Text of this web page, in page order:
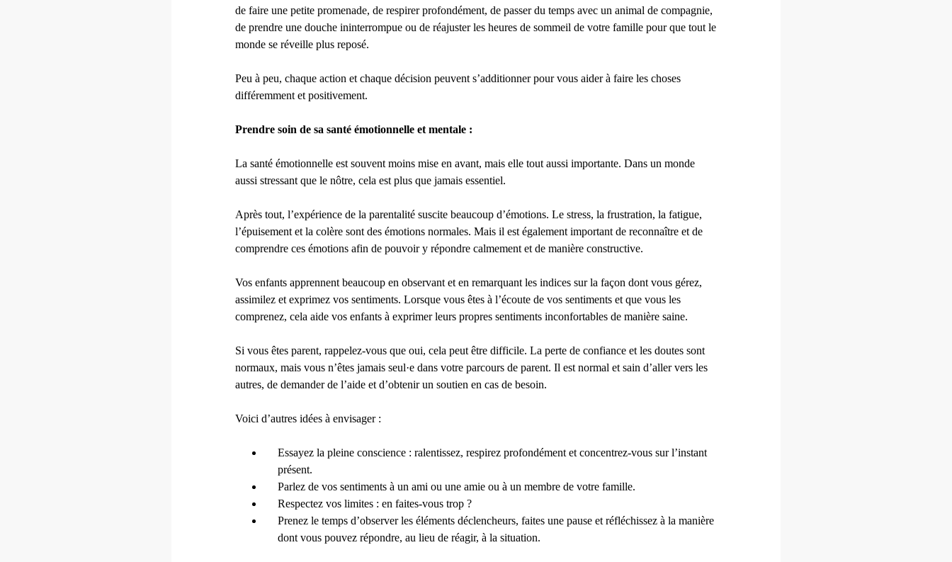
de faire une petite promenade, de respirer profondément, de passer du temps avec un animal de compagnie,
de prendre une douche ininterrompue ou de réajuster les heures de sommeil de votre famille pour que tout le
monde se réveille plus reposé.
Peu à peu, chaque action et chaque décision peuvent s’additionner pour vous aider à faire les choses
différemment et positivement.
Prendre soin de sa santé émotionnelle et mentale :
La santé émotionnelle est souvent moins mise en avant, mais elle tout aussi importante. Dans un monde
aussi stressant que le nôtre, cela est plus que jamais essentiel.
Après tout, l’expérience de la parentalité suscite beaucoup d’émotions. Le stress, la frustration, la fatigue,
l’épuisement et la colère sont des émotions normales. Mais il est également important de reconnaître et de
comprendre ces émotions afin de pouvoir y répondre calmement et de manière constructive.
Vos enfants apprennent beaucoup en observant et en remarquant les indices sur la façon dont vous gérez,
assimilez et exprimez vos sentiments. Lorsque vous êtes à l’écoute de vos sentiments et que vous les
comprenez, cela aide vos enfants à exprimer leurs propres sentiments inconfortables de manière saine.
Si vous êtes parent, rappelez-vous que oui, cela peut être difficile. La perte de confiance et les doutes sont
normaux, mais vous n’êtes jamais seul·e dans votre parcours de parent. Il est normal et sain d’aller vers les
autres, de demander de l’aide et d’obtenir un soutien en cas de besoin.
Voici d’autres idées à envisager :
Essayez la pleine conscience : ralentissez, respirez profondément et concentrez-vous sur l’instant
présent.
Parlez de vos sentiments à un ami ou une amie ou à un membre de votre famille.
Respectez vos limites : en faites-vous trop ?
Prenez le temps d’observer les éléments déclencheurs, faites une pause et réfléchissez à la manière
dont vous pouvez répondre, au lieu de réagir, à la situation.